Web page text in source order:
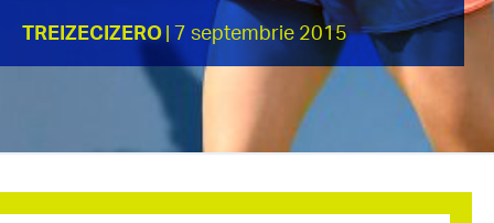
TREIZECIZERO| 7 septembrie 2015